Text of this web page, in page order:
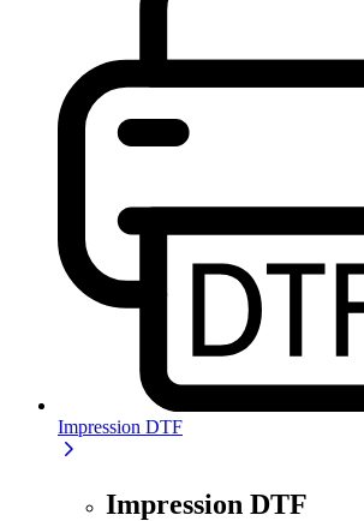
Impression DTF
Impression DTF